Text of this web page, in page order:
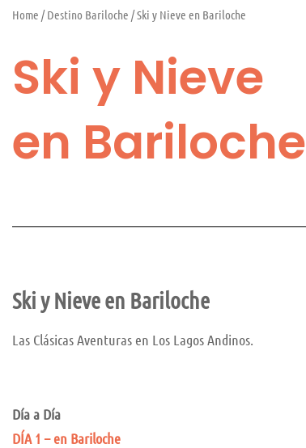
Home /Destino Bariloche / Ski y Nieve en Bariloche
Ski y Nieve
en Bariloche
Ski y Nieve en Bariloche
Las Clásicas Aventuras en Los Lagos Andinos.
Día a Día
DÍA 1 – en Bariloche